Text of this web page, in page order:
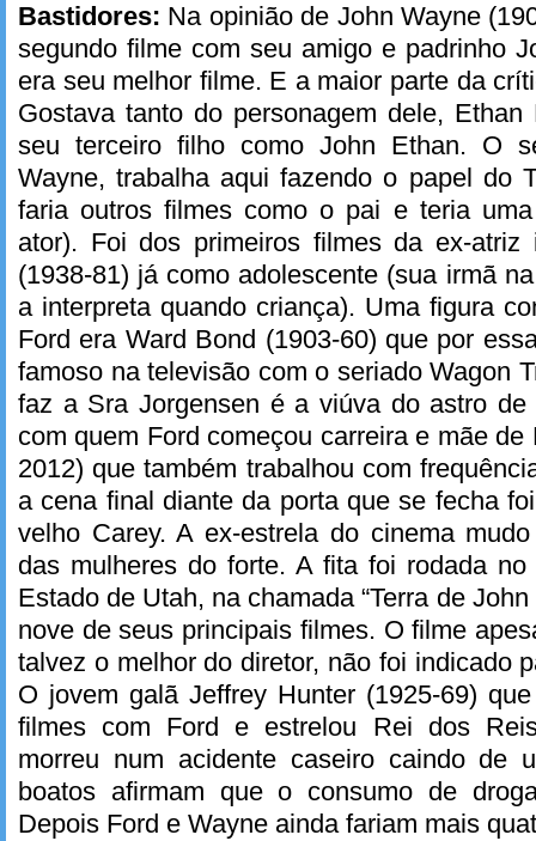
Bastidores: Na opinião de John Wayne
segundo filme com seu amigo e padrinho
era seu melhor filme. E a maior parte da
Gostava tanto do personagem dele,
seu terceiro filho como John Ethan. O
Wayne, trabalha aqui fazendo o papel do
faria outros filmes como o pai e teria
ator). Foi dos primeiros filmes da ex-atriz
(1938-81) já como adolescente (sua irmã
a interpreta quando criança). Uma figura
Ford era Ward Bond (1903-60) que por
famoso na televisão com o seriado Wagon
faz a Sra Jorgensen é a viúva do astro de
com quem Ford começou carreira e mãe
2012) que também trabalhou com
a cena final diante da porta que se fecha
velho Carey. A ex-estrela do cinema
das mulheres do forte. A fita foi rodada no
Estado de Utah, na chamada “Terra de
nove de seus principais filmes. O filme
talvez o melhor do diretor, não foi indicado
O jovem galã Jeffrey Hunter (1925-69)
filmes com Ford e estrelou Rei dos
morreu num acidente caseiro caindo de
boatos afirmam que o consumo de
Depois Ford e Wayne ainda fariam mais